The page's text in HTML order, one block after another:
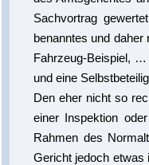
Sachvortrag
benanntes und
Fahrzeug-Beispiel, …
und eine
Den eher nicht so
einer Inspektion
Rahmen des
Gericht jedoch etwas